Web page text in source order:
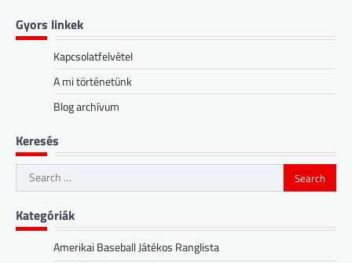
Gyors linkek
Kapcsolatfelvétel
A mi történetünk
Blog archívum
Keresés
Search
for:
Kategóriák
Amerikai Baseball Játékos Ranglista